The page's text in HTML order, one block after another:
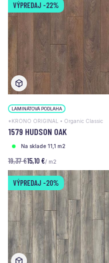
VÝPREDAJ -22%
LAMINÁTOVÁ PODLAHA
*KRONO ORIGINAL • Organic Classic
1579 HUDSON OAK
Na sklade 11,1 m2
19,37 €15,10 €/ m2
VÝPREDAJ -20%